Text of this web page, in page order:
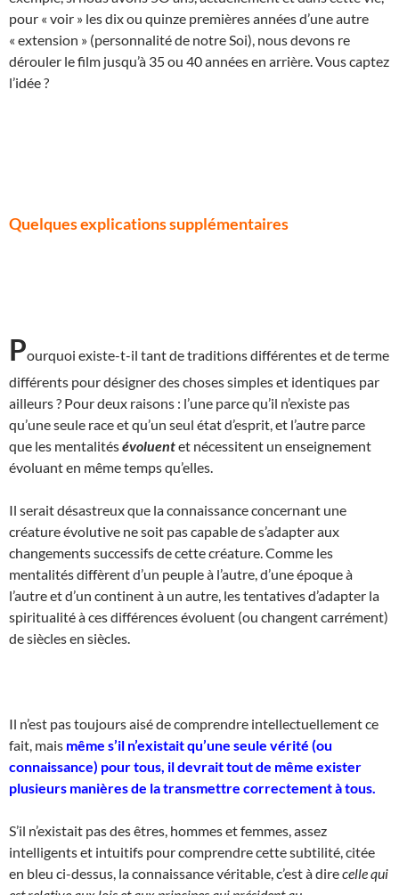
pour « voir » les dix ou quinze premières années d’une autre
« extension » (personnalité de notre Soi), nous devons re
dérouler le film jusqu’à 35 ou 40 années en arrière. Vous captez
l’idée ?
Quelques explications supplémentaires
Pourquoi existe-t-il tant de traditions différentes et de terme
différents pour désigner des choses simples et identiques par
ailleurs ? Pour deux raisons : l’une parce qu’il n’existe pas
qu’une seule race et qu’un seul état d’esprit, et l’autre parce
que les mentalitésévoluentet nécessitent un enseignement
évoluant en même temps qu’elles.
Il serait désastreux que la connaissance concernant une
créature évolutive ne soit pas capable de s’adapter aux
changements successifs de cette créature. Comme les
mentalités diffèrent d’un peuple à l’autre, d’une époque à
l’autre et d’un continent à un autre, les tentatives d’adapter la
spiritualité à ces différences évoluent (ou changent carrément)
de siècles en siècles.
Il n’est pas toujours aisé de comprendre intellectuellement ce
fait, mais même s’il n’existait qu’une seule vérité (ou
connaissance) pour tous, il devrait tout de même exister
plusieurs manières de la transmettre correctement à tous.
S’il n’existait pas des êtres, hommes et femmes, assez
intelligents et intuitifs pour comprendre cette subtilité, citée
en bleu ci-dessus, la connaissance véritable, c’est à direcelle qui